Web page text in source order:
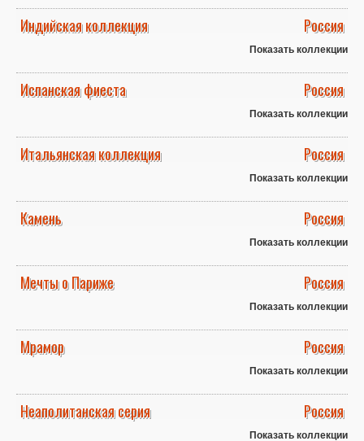
Индийская коллекция Россия
Показать коллекции
Испанская фиеста Россия
Показать коллекции
Итальянская коллекция Россия
Показать коллекции
Камень Россия
Показать коллекции
Мечты о Париже Россия
Показать коллекции
Мрамор Россия
Показать коллекции
Неаполитанская серия Россия
Показать коллекции